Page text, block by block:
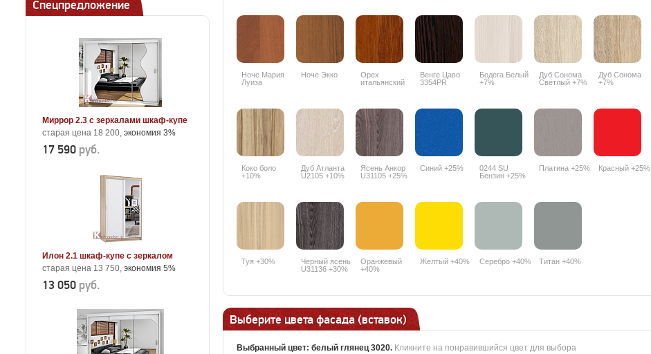
Спецпредложение
Миррор 2.3 с зеркалами шкаф-купе
старая цена 18 200, экономия 3%
17 590 руб.
Илон 2.1 шкаф-купе с зеркалом
старая цена 13 750, экономия 5%
13 050 руб.
Ноче Мария
Луиза
Ноче Экко
Орех
итальянский
Венге Цаво
3354PR
Бодега Белый
+7%
Дуб Сонома
Светлый +7%
Дуб Сонома
+7%
Коко боло
+10%
Дуб Атланта
U2105 +10%
Ясень Анкор
U31105 +25%
Синий +25%
0244 SU
Бензин +25%
Платина +25% Красный +25%
Туя +30%
Черный ясень
U31136 +30%
Оранжевый
+40%
Желтый +40% Серебро +40% Титан +40%
Выберите цвета фасада (вставок)
Выбранный цвет: белый глянец 3020. Кликните на понравившийся цвет для выбора